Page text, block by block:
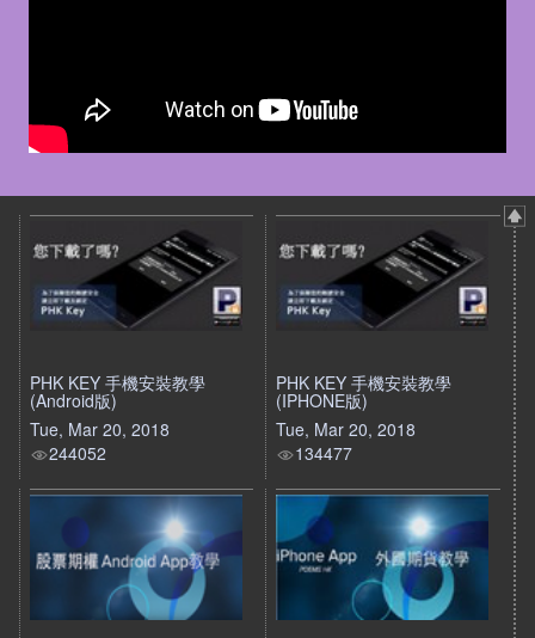
PHK KEY 手機安裝教學
(Android版)
Tue, Mar 20, 2018
244052
PHK KEY 手機安裝教學
(IPHONE版)
Tue, Mar 20, 2018
134477